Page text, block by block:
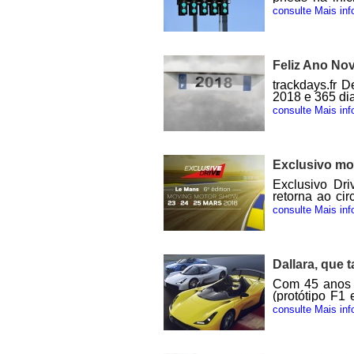
fornecido
Ele vai
consulte Mais
Feliz Ano
trackdays.fr
2018 e 365
consulte Mais
Exclusivo
Exclusivo
retorna ao
março de
recebeu
Drive é um
clássicos e
senhores ou
atividades
algumas
consulte Mais
Dallara, que
Com 45
(protótipo F1
de estrada, o
que irá
consulte Mais